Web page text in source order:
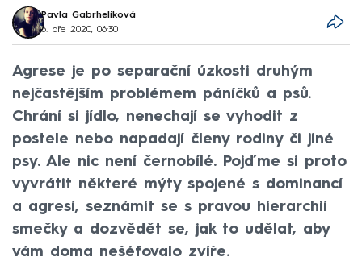
Pavla Gabrhelíková
6. bře 2020, 06:30
Agrese je po separační úzkosti druhým
nejčastějším problémem páníčků a psů.
Chrání si jídlo, nenechají se vyhodit z
postele nebo napadají členy rodiny či jiné
psy. Ale nic není černobílé. Pojďme si proto
vyvrátit některé mýty spojené s dominancí
a agresí, seznámit se s pravou hierarchií
smečky a dozvědět se, jak to udělat, aby
vám doma nešéfovalo zvíře.